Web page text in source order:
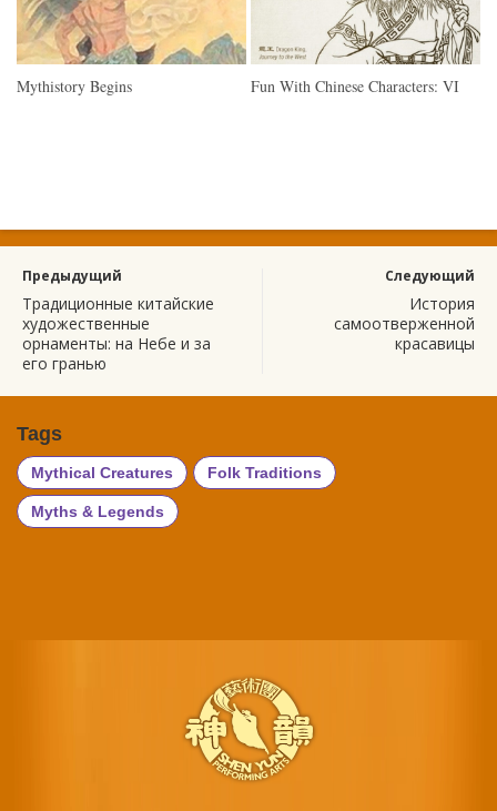
Mythistory Begins Fun With Chinese Characters: VI
Предыдущий
Традиционные китайские
художественные
орнаменты: на Небе и за
его гранью
Следующий
История
самоотверженной
красавицы
Tags
Mythical Creatures Folk Traditions
Myths & Legends